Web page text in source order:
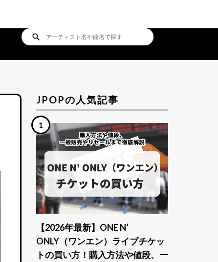
search
JPOPの人気記事
【2026年最新】ONE N’
ONLY（ワンエン）ライブチケッ
トの買い方！購入方法や値段、一